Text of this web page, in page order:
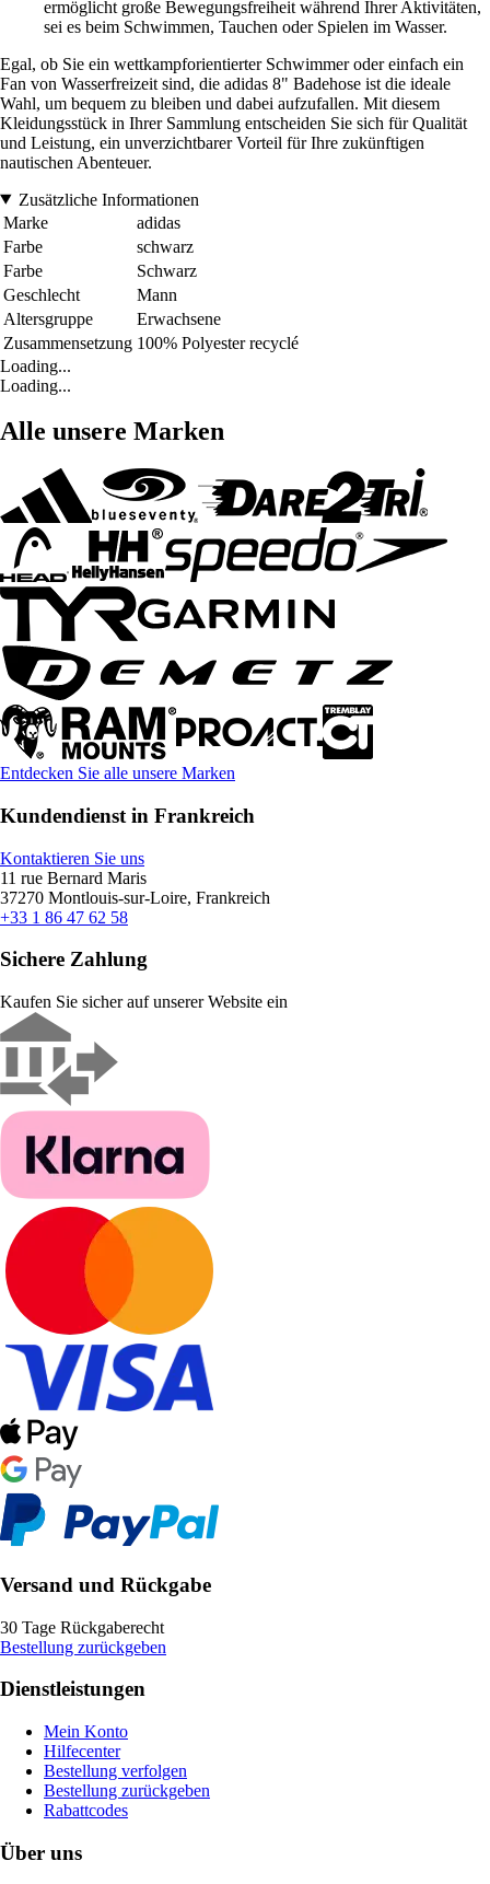
ermöglicht große Bewegungsfreiheit während Ihrer Aktivitäten,
sei es beim Schwimmen, Tauchen oder Spielen im Wasser.
Egal, ob Sie ein wettkampforientierter Schwimmer oder einfach ein
Fan von Wasserfreizeit sind, die adidas 8" Badehose ist die ideale
Wahl, um bequem zu bleiben und dabei aufzufallen. Mit diesem
Kleidungsstück in Ihrer Sammlung entscheiden Sie sich für Qualität
und Leistung, ein unverzichtbarer Vorteil für Ihre zukünftigen
nautischen Abenteuer.
Zusätzliche Informationen
Marke
adidas
Farbe
schwarz
Farbe
Schwarz
Geschlecht
Mann
Altersgruppe
Erwachsene
Zusammensetzung 100% Polyester recyclé
Loading...
Loading...
Alle unsere Marken
Entdecken Sie alle unsere Marken
Kundendienst in Frankreich
Kontaktieren Sie uns
11 rue Bernard Maris
37270 Montlouis-sur-Loire, Frankreich
+33 1 86 47 62 58
Sichere Zahlung
Kaufen Sie sicher auf unserer Website ein
Versand und Rückgabe
30 Tage Rückgaberecht
Bestellung zurückgeben
Dienstleistungen
Mein Konto
Hilfecenter
Bestellung verfolgen
Bestellung zurückgeben
Rabattcodes
Über uns